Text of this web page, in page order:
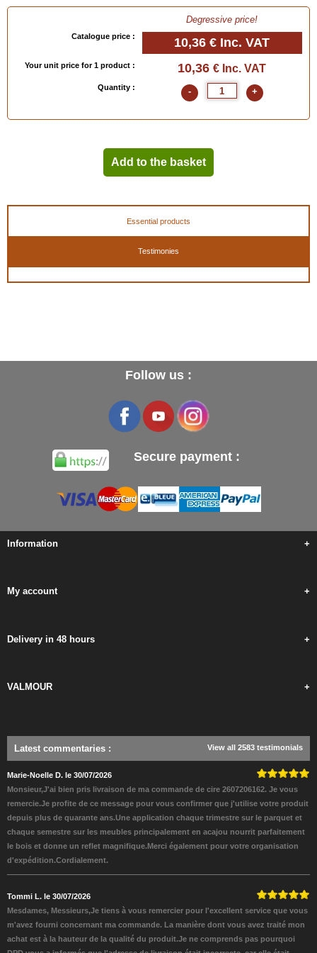
- 44 = 28.5 / 9.5
EAN :3324012082388
Degressive price!
Catalogue price : 10,36 € Inc. VAT
Your unit price for 1 product : 10,36 € Inc. VAT
Quantity : - +
Add to the basket
Essential products
Testimonies
Follow us :
Secure payment :
Information +
My account +
Delivery in 48 hours +
VALMOUR +
Latest commentaries : View all 2583 testimonials
Marie-Noelle D. le 30/07/2026
Monsieur,J'ai bien pris livraison de ma commande de cire 2607206162. Je vous
remercie.Je profite de ce message pour vous confirmer que j'utilise votre produit
depuis plus de quarante ans.Une application chaque trimestre sur le parquet et
chaque semestre sur les meubles principalement en acajou nourrit parfaitement
le bois et donne un reflet magnifique.Merci également pour votre organisation
d'expédition.Cordialement.
Tommi L. le 30/07/2026
Mesdames, Messieurs,Je tiens à vous remercier pour l'excellent service que vous
m'avez fourni concernant ma commande. La manière dont vous avez traité mon
achat est à la hauteur de la qualité du produit.Je ne comprends pas pourquoi